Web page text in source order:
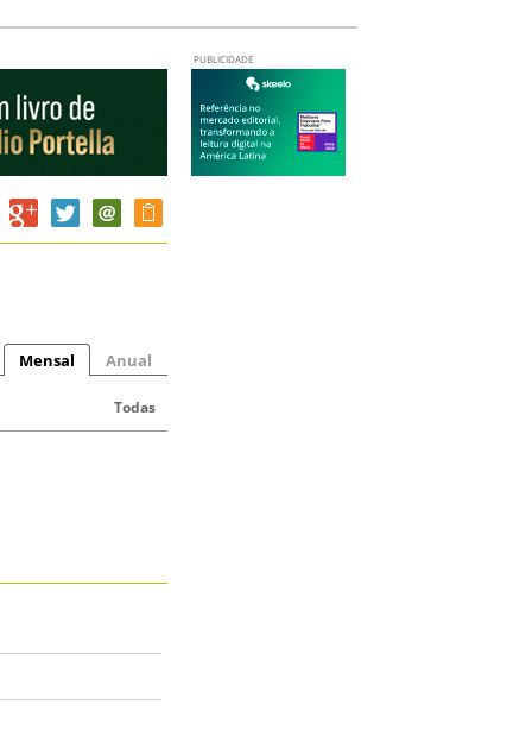
PUBLICIDADE
Mensal Anual
Todas